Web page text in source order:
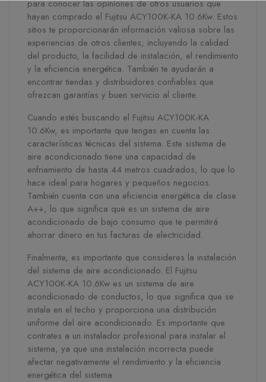
para conocer las opiniones de otros usuarios que
hayan comprado el Fujitsu ACY100K-KA 10.6Kw. Estos
sitios te proporcionarán información valiosa sobre las
experiencias de otros clientes, incluyendo la calidad
del producto, la facilidad de instalación, el rendimiento
y la eficiencia energética. También te ayudarán a
encontrar tiendas y distribuidores confiables que
ofrezcan garantías y buen servicio al cliente.
Cuando estés buscando el Fujitsu ACY100K-KA
10.6Kw, es importante que tengas en cuenta las
características técnicas del sistema. Este sistema de
aire acondicionado tiene una capacidad de
enfriamiento de hasta 44 metros cuadrados, lo que lo
hace ideal para hogares y pequeños negocios.
También cuenta con una eficiencia energética de clase
A++, lo que significa que es un sistema de aire
acondicionado de bajo consumo que te permitirá
ahorrar dinero en tus facturas de electricidad.
Finalmente, es importante que consideres la instalación
del sistema de aire acondicionado. El Fujitsu
ACY100K-KA 10.6Kw es un sistema de aire
acondicionado de conductos, lo que significa que se
instala en el techo y proporciona una distribución
uniforme del aire acondicionado. Es importante que
contrates a un instalador profesional para instalar el
sistema, ya que una instalación incorrecta puede
afectar negativamente el rendimiento y la eficiencia
energética del sistema.